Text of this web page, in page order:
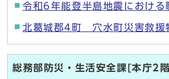
令和6年能登半島地震における
北葛城郡4町 穴水町災害救援
総務部防災・生活安全課[本庁2